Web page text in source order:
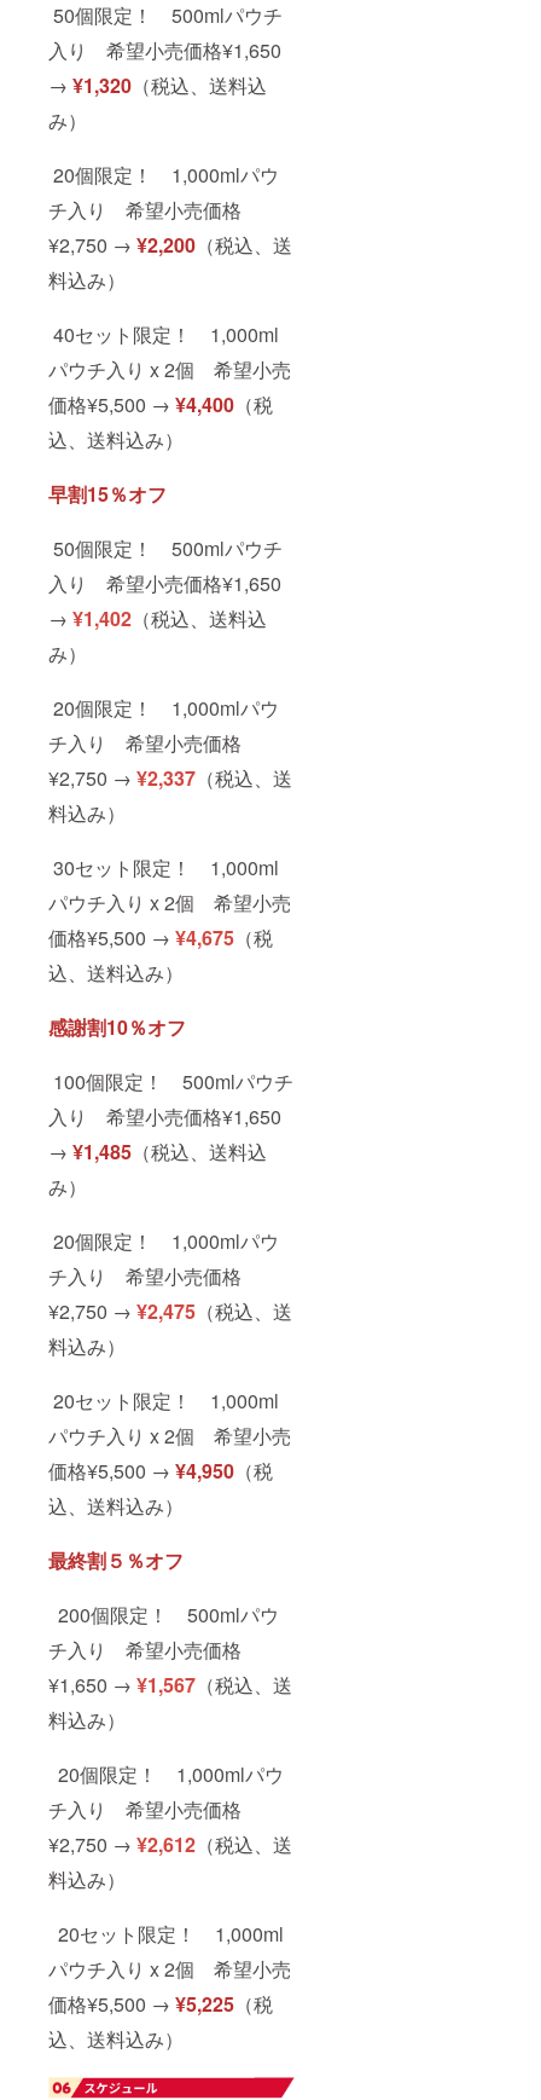
50個限定！ 500mlパウチ
入り 希望小売価格¥1,650
→ ¥1,320 （税込、送料込
み）
20個限定！ 1,000mlパウ
チ入り 希望小売価格
¥2,750 → ¥2,200 （税込、送
料込み）
40セット限定！ 1,000ml
パウチ入り x 2個 希望小売
価格¥5,500 → ¥4,400 （税
込、送料込み）
早割15％オフ
50個限定！ 500mlパウチ
入り 希望小売価格¥1,650
→ ¥1,402 （税込、送料込
み）
20個限定！ 1,000mlパウ
チ入り 希望小売価格
¥2,750 → ¥2,337 （税込、送
料込み）
30セット限定！ 1,000ml
パウチ入り x 2個 希望小売
価格¥5,500 → ¥4,675 （税
込、送料込み）
感謝割10％オフ
100個限定！ 500mlパウチ
入り 希望小売価格¥1,650
→ ¥1,485 （税込、送料込
み）
20個限定！ 1,000mlパウ
チ入り 希望小売価格
¥2,750 → ¥2,475 （税込、送
料込み）
20セット限定！ 1,000ml
パウチ入り x 2個 希望小売
価格¥5,500 → ¥4,950 （税
込、送料込み）
最終割５％オフ
200個限定！ 500mlパウ
チ入り 希望小売価格
¥1,650 → ¥1,567 （税込、送
料込み）
20個限定！ 1,000mlパウ
チ入り 希望小売価格
¥2,750 → ¥2,612 （税込、送
料込み）
20セット限定！ 1,000ml
パウチ入り x 2個 希望小売
価格¥5,500 → ¥5,225 （税
込、送料込み）